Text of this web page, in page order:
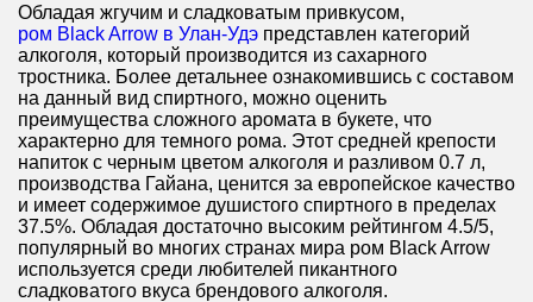
Обладая жгучим и сладковатым привкусом,
ром Black Arrow в Улан-Удэ представлен категорий
алкоголя, который производится из сахарного
тростника. Более детальнее ознакомившись с составом
на данный вид спиртного, можно оценить
преимущества сложного аромата в букете, что
характерно для темного рома. Этот средней крепости
напиток с черным цветом алкоголя и разливом 0.7 л,
производства Гайана, ценится за европейское качество
и имеет содержимое душистого спиртного в пределах
37.5%. Обладая достаточно высоким рейтингом 4.5/5,
популярный во многих странах мира ром Black Arrow
используется среди любителей пикантного
сладковатого вкуса брендового алкоголя.